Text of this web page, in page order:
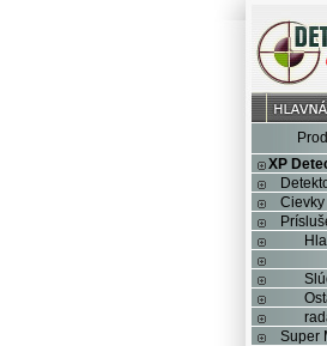
XP
Cievky
Super